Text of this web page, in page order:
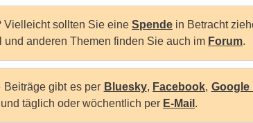
Vielleicht sollten Sie eine Spende in Betracht
anderen Themen finden Sie auch im Forum.
Beiträge gibt es per Bluesky, Facebook, Google
und täglich oder wöchentlich per E-Mail .